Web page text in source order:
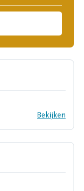
Bekijken